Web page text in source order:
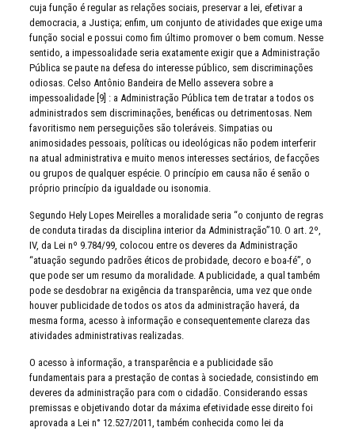
cuja função é regular as relações sociais, preservar a lei, efetivar a
democracia, a Justiça; enfim, um conjunto de atividades que exige uma
função social e possui como fim último promover o bem comum. Nesse
sentido, a impessoalidade seria exatamente exigir que a Administração
Pública se paute na defesa do interesse público, sem discriminações
odiosas. Celso Antônio Bandeira de Mello assevera sobre a
impessoalidade [9] : a Administração Pública tem de tratar a todos os
administrados sem discriminações, benéficas ou detrimentosas. Nem
favoritismo nem perseguições são toleráveis. Simpatias ou
animosidades pessoais, políticas ou ideológicas não podem interferir
na atual administrativa e muito menos interesses sectários, de facções
ou grupos de qualquer espécie. O princípio em causa não é senão o
próprio princípio da igualdade ou isonomia.
Segundo Hely Lopes Meirelles a moralidade seria “o conjunto de regras
de conduta tiradas da disciplina interior da Administração”10. O art. 2º,
IV, da Lei nº 9.784/99, colocou entre os deveres da Administração
“atuação segundo padrões éticos de probidade, decoro e boa-fé”, o
que pode ser um resumo da moralidade. A publicidade, a qual também
pode se desdobrar na exigência da transparência, uma vez que onde
houver publicidade de todos os atos da administração haverá, da
mesma forma, acesso à informação e consequentemente clareza das
atividades administrativas realizadas.
O acesso à informação, a transparência e a publicidade são
fundamentais para a prestação de contas à sociedade, consistindo em
deveres da administração para com o cidadão. Considerando essas
premissas e objetivando dotar da máxima efetividade esse direito foi
aprovada a Lei n° 12.527/2011, também conhecida como lei da